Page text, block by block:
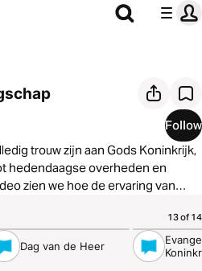
Follow
trouw zijn aan Gods Koninkrijk,
hedendaagse overheden en
zien we hoe de ervaring van
om te gaan. Jezus volgen in
de weg van de ballingschap te
13 of 14
Dag van de Heer